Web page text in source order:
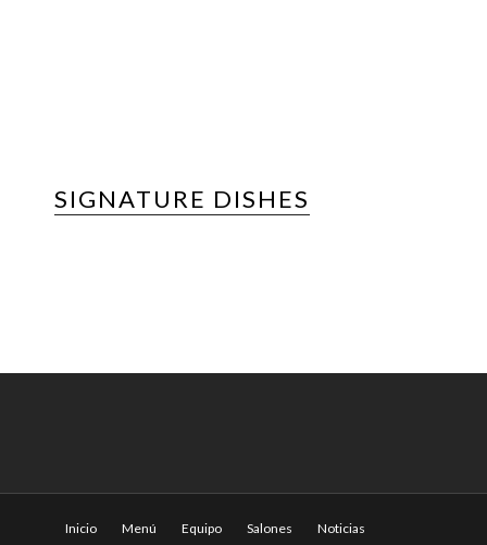
SIGNATURE DISHES
Inicio Menú Equipo Salones Noticias